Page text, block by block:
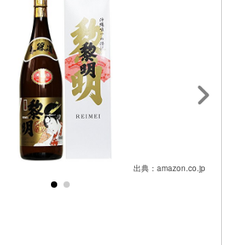
出典：amazon.co.jp